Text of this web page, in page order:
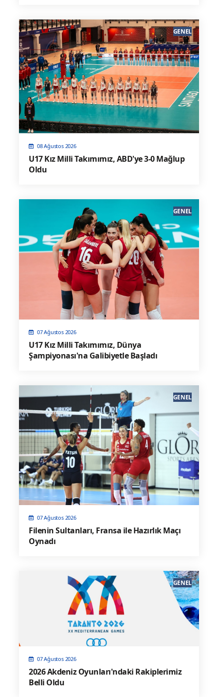
08 Ağustos 2026
U17 Kız Milli Takımımız, ABD'ye 3-0 Mağlup
Oldu
GENEL
07 Ağustos 2026
U17 Kız Milli Takımımız, Dünya
Şampiyonası'na Galibiyetle Başladı
GENEL
07 Ağustos 2026
Filenin Sultanları, Fransa ile Hazırlık Maçı
Oynadı
GENEL
07 Ağustos 2026
2026 Akdeniz Oyunları'ndaki Rakiplerimiz
Belli Oldu
GENEL